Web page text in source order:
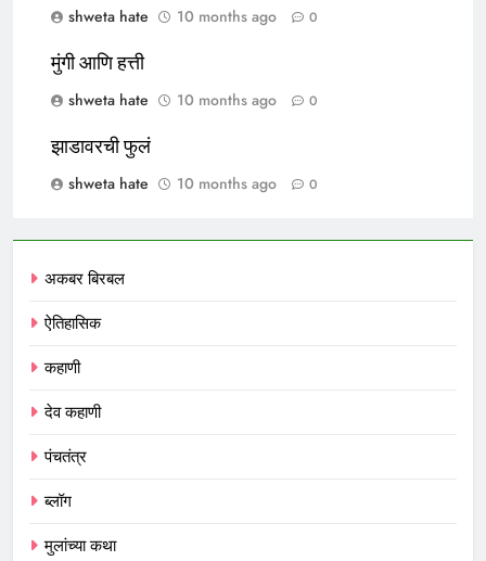
shweta hate
10 months ago 0
मुंगी आणि हत्ती
shweta hate
10 months ago 0
झाडावरची फुलं
shweta hate
10 months ago 0
अकबर बिरबल
ऐतिहासिक
कहाणी
देव कहाणी
पंचतंत्र
ब्लॉग
मुलांच्या कथा